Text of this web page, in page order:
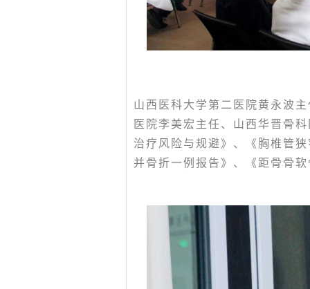
山西医科大学第二医院黄永波
医院李美宏主任、山西华晋骨
治疗风险与规避》、《胸椎管
并骨折一例报告》、《距骨骨